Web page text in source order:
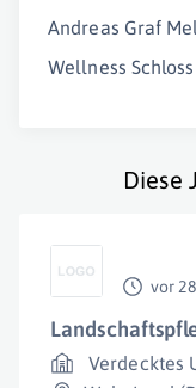
Andreas Graf
Wellness
Diese
vor
Verdecktes